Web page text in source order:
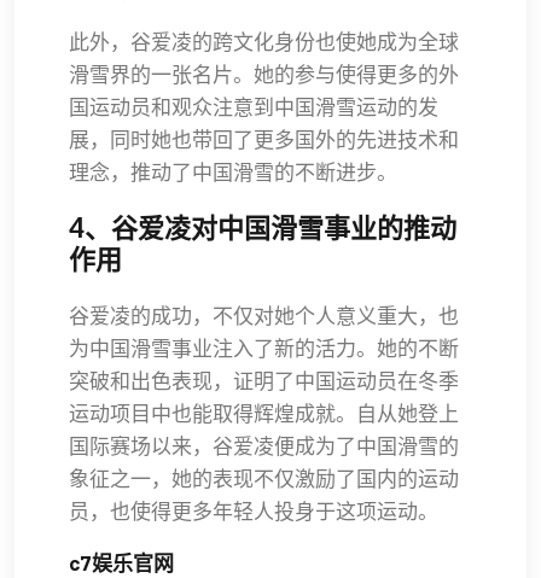
此外，谷爱凌的跨文化身份也使她成为全球
滑雪界的一张名片。她的参与使得更多的外
国运动员和观众注意到中国滑雪运动的发
展，同时她也带回了更多国外的先进技术和
理念，推动了中国滑雪的不断进步。
4、谷爱凌对中国滑雪事业的推动
作用
谷爱凌的成功，不仅对她个人意义重大，也
为中国滑雪事业注入了新的活力。她的不断
突破和出色表现，证明了中国运动员在冬季
运动项目中也能取得辉煌成就。自从她登上
国际赛场以来，谷爱凌便成为了中国滑雪的
象征之一，她的表现不仅激励了国内的运动
员，也使得更多年轻人投身于这项运动。
c7娱乐官网